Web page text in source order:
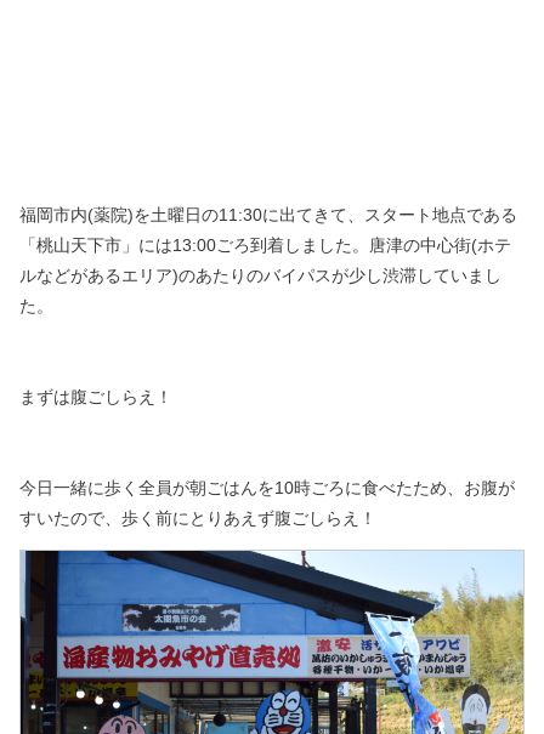
福岡市内(薬院)を土曜日の11:30に出てきて、
スタート地点である
「桃山天下市」には13:00ごろ到着しました。
唐津の中心街(ホテ
ルなどがあるエリア)のあたりのバイパスが少し渋滞していまし
た。
まずは腹ごしらえ！
今日一緒に歩く全員が朝ごはんを10時ごろに食べたため、 お腹が
すいたので、歩く前にとりあえず腹ごしらえ！